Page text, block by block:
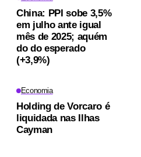
China: PPI sobe 3,5%
em julho ante igual
mês de 2025; aquém
do do esperado
(+3,9%)
Economia
Holding de Vorcaro é
liquidada nas Ilhas
Cayman